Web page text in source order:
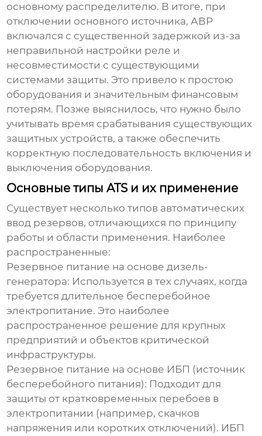
основному распределителю. В итоге, при
отключении основного источника, АВР
включался с существенной задержкой из-за
неправильной настройки реле и
несовместимости с существующими
системами защиты. Это привело к простою
оборудования и значительным финансовым
потерям. Позже выяснилось, что нужно было
учитывать время срабатывания существующих
защитных устройств, а также обеспечить
корректную последовательность включения и
выключения оборудования.
Основные типы ATS и их применение
Существует несколько типов автоматических
ввод резервов, отличающихся по принципу
работы и области применения. Наиболее
распространенные:
Резервное питание на основе дизель-
генератора: Используется в тех случаях, когда
требуется длительное бесперебойное
электропитание. Это наиболее
распространенное решение для крупных
предприятий и объектов критической
инфраструктуры.
Резервное питание на основе ИБП (источник
бесперебойного питания): Подходит для
защиты от кратковременных перебоев в
электропитании (например, скачков
напряжения или коротких отключений). ИБП